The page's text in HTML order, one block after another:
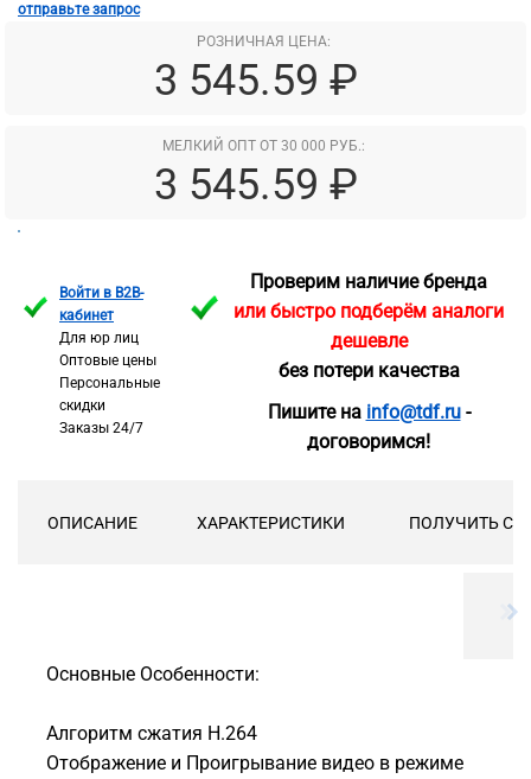
отправьте запрос
РОЗНИЧНАЯ ЦЕНА:
3 545.59 ₽
МЕЛКИЙ ОПТ ОТ 30 000 РУБ.:
3 545.59 ₽
Войти в B2B-
кабинет
Для юр лиц
Оптовые цены
Персональные
скидки
Заказы 24/7
Проверим наличие бренда
или быстро подберём аналоги
дешевле
без потери качества
Пишите на info@tdf.ru-
договоримся!
ОПИСАНИЕ ХАРАКТЕРИСТИКИ ПОЛУЧИТЬ
Основные Особенности:
Алгоритм сжатия Н.264
Отображение и Проигрывание видео в режиме